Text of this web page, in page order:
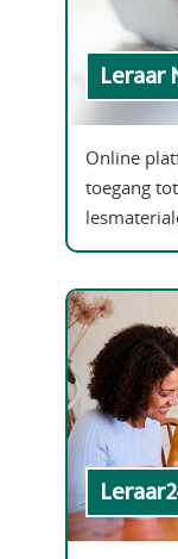
Leraar
Online
toegang